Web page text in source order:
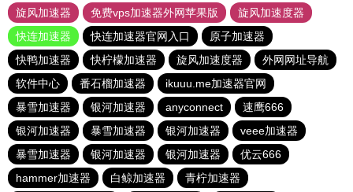
旋风加速器
免费vps加速器外网苹果版
旋风加速度器
快连加速器
快连加速器官网入口
原子加速器
快鸭加速器
快柠檬加速器 旋风加速度器
外网网址导航
软件中心
番石榴加速器
ikuuu.me加速器官网
暴雪加速器
银河加速器 anyconnect
速鹰666
银河加速器
暴雪加速器 银河加速器
veee加速器
暴雪加速器
银河加速器 银河加速器
优云666
hammer加速器
白鲸加速器
青柠加速器